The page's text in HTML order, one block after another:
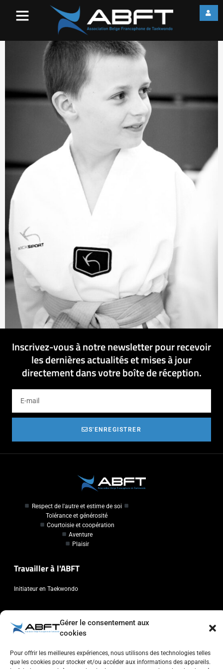
Gérer le consentement aux
cookies
Pour offrir les meilleures expériences, nous utilisons des technologies telles
que les cookies pour stocker et/ou accéder aux informations des appareils.
Inscrivez-vous à notre newsletter pour recevoir
les dernières actualités et mises à jour
directement dans votre boîte de réception.
S'ENREGISTRER
Respect de l'autre et estime de soi
Tolérance et générosité
Courtoisie et coopération
Aventure
Plaisir
Travailler à l'ABFT
Initiateur en Taekwondo
Contact
Association Belge Francophone de Taekwondo
info@abft.be